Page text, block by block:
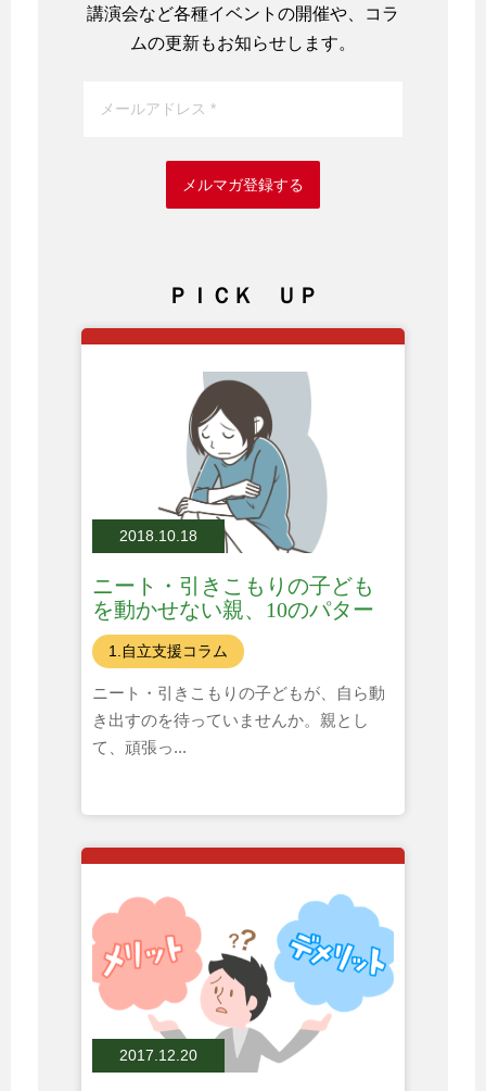
講演会など各種イベントの開催や、コラ
ムの更新もお知らせします。
メルマガ登録する
ＰＩＣＫ ＵＰ
2018.10.18
ニート・引きこもりの子ども
を動かせない親、10のパター
ン
1.自立支援コラム
ニート・引きこもりの子どもが、自ら動
き出すのを待っていませんか。親とし
て、頑張っ...
2017.12.20